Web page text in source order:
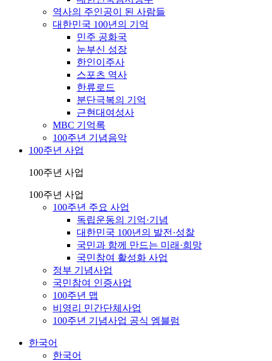
역사의 주인공이 된 사람들
대한민국 100년의 기억
민주 공화국
눈부신 성장
한인이주사
스포츠 역사
한류로드
분단극복의 기억
근현대여성사
MBC 기억록
100주년 기념음악
100주년 사업
100주년 사업
100주년 사업
100주년 주요 사업
독립운동의 기억·기념
대한민국 100년의 발전·성찰
국민과 함께 만드는 미래·희망
국민참여 활성화 사업
정부 기념사업
국민참여 인증사업
100주년 맵
비영리 민간단체사업
100주년 기념사업 공식 엠블럼
한국어
한국어